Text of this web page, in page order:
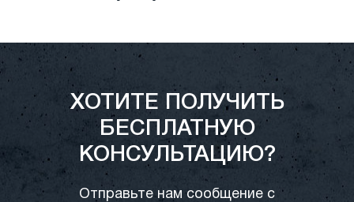
ХОТИТЕ ПОЛУЧИТЬ
БЕСПЛАТНУЮ
КОНСУЛЬТАЦИЮ?
Отправьте нам сообщение с